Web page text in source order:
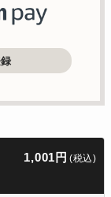
1,001円 (税込)